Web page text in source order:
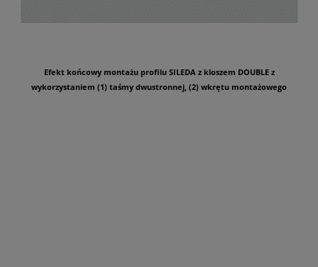
Efekt końcowy montażu profilu SILEDA z kloszem DOUBLE z
wykorzystaniem (1) taśmy dwustronnej, (2) wkrętu montażowego